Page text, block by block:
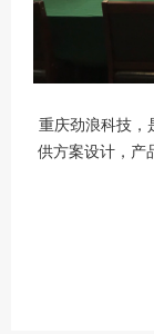
重庆劲浪科技，
供方案设计，产